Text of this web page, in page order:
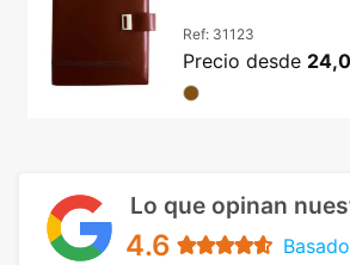
Ref: 31123
Precio desde
Lo que opinan
4.6